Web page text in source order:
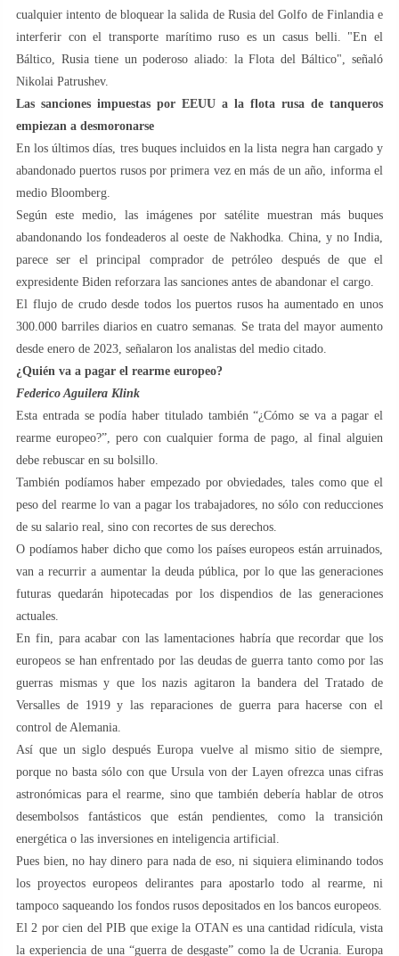
cualquier intento de bloquear la salida de Rusia del Golfo de Finlandia e
interferir con el transporte marítimo ruso es un casus belli. "En el
Báltico, Rusia tiene un poderoso aliado: la Flota del Báltico", señaló
Nikolai Patrushev.
Las sanciones impuestas por EEUU a la flota rusa de tanqueros
empiezan a desmoronarse
En los últimos días, tres buques incluidos en la lista negra han cargado y
abandonado puertos rusos por primera vez en más de un año, informa el
medio Bloomberg.
Según este medio, las imágenes por satélite muestran más buques
abandonando los fondeaderos al oeste de Nakhodka. China, y no India,
parece ser el principal comprador de petróleo después de que el
expresidente Biden reforzara las sanciones antes de abandonar el cargo.
El flujo de crudo desde todos los puertos rusos ha aumentado en unos
300.000 barriles diarios en cuatro semanas. Se trata del mayor aumento
desde enero de 2023, señalaron los analistas del medio citado.
¿Quién va a pagar el rearme europeo?
Federico Aguilera Klink
Esta entrada se podía haber titulado también “¿Cómo se va a pagar el
rearme europeo?”, pero con cualquier forma de pago, al final alguien
debe rebuscar en su bolsillo.
También podíamos haber empezado por obviedades, tales como que el
peso del rearme lo van a pagar los trabajadores, no sólo con reducciones
de su salario real, sino con recortes de sus derechos.
O podíamos haber dicho que como los países europeos están arruinados,
van a recurrir a aumentar la deuda pública, por lo que las generaciones
futuras quedarán hipotecadas por los dispendios de las generaciones
actuales.
En fin, para acabar con las lamentaciones habría que recordar que los
europeos se han enfrentado por las deudas de guerra tanto como por las
guerras mismas y que los nazis agitaron la bandera del Tratado de
Versalles de 1919 y las reparaciones de guerra para hacerse con el
control de Alemania.
Así que un siglo después Europa vuelve al mismo sitio de siempre,
porque no basta sólo con que Ursula von der Layen ofrezca unas cifras
astronómicas para el rearme, sino que también debería hablar de otros
desembolsos fantásticos que están pendientes, como la transición
energética o las inversiones en inteligencia artificial.
Pues bien, no hay dinero para nada de eso, ni siquiera eliminando todos
los proyectos europeos delirantes para apostarlo todo al rearme, ni
tampoco saqueando los fondos rusos depositados en los bancos europeos.
El 2 por cien del PIB que exige la OTAN es una cantidad ridícula, vista
la experiencia de una “guerra de desgaste” como la de Ucrania. Europa